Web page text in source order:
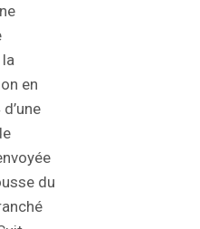
en
du